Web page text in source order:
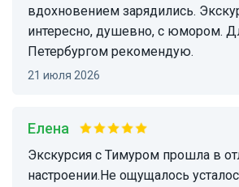
вдохновением зарядились.
интересно, душевно, с юмором.
Петербургом рекомендую.
21 июля 2026
Елена
Экскурсия с Тимуром прошла в отличном
настроении.Не ощущалось